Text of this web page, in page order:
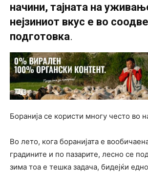
начини, тајната на
нејзиниот вкус е во
подготовка.
Боранија се користи многу често во
Во лето, кога боранијата е
градините и по пазарите, лесно се
зима тоа е тешка задача, бидејќи